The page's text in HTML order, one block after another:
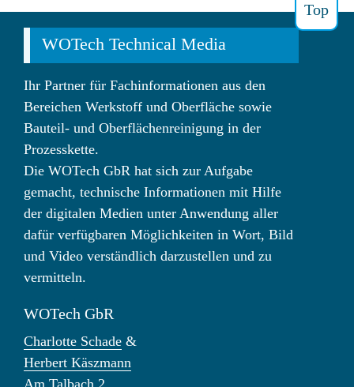
Top
WOTech Technical Media
Ihr Partner für Fachinformationen aus den
Bereichen Werkstoff und Oberfläche sowie
Bauteil- und Oberflächenreinigung in der
Prozesskette.
Die WOTech GbR hat sich zur Aufgabe
gemacht, technische Informationen mit Hilfe
der digitalen Medien unter Anwendung aller
dafür verfügbaren Möglichkeiten in Wort, Bild
und Video verständlich darzustellen und zu
vermitteln.
WOTech GbR
Charlotte Schade &
Herbert Käszmann